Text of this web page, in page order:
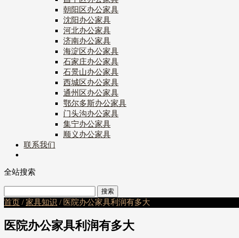
朝阳区办公家具
沈阳办公家具
河北办公家具
济南办公家具
海淀区办公家具
石家庄办公家具
石景山办公家具
西城区办公家具
通州区办公家具
鄂尔多斯办公家具
门头沟办公家具
集宁办公家具
顺义办公家具
联系我们
全站搜索
首页 /家具知识 / 医院办公家具利润有多大
医院办公家具利润有多大